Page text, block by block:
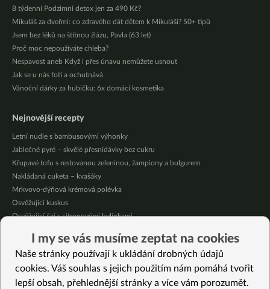
8 týdenní Podzimní detox jen za 490 Kč?
Mikuláš za dveřmi: co zdravého dát dětem k Mikuláši? 50+ tipů
Jsem bez léků na štítnou žlázu, Pavla (63 let)
Proč moc nepoužíváte chleba?
Nespavost aneb Když i přes únavu nemůžete usnout
Jak se u nás fotí a ochutnává
Vánoční dárky za hubičku: 6x domácí kosmetika
Nejnovější recepty
Letní nudle s bambusovými výhonky
Jablečné pyré – skvělé přesnídávky bez cukru
Křupavé tofu s restovanou zeleninou, žampiony a bulgurem
Nakládaná cuketa – kvašáky
Mrkvovo-dýňová krémová polévka
Osvěžující kuskus
Osvěžující čaj s citronovými bylinkami
Čokoládové muffiny s mangovým krémem
Meruňky a jablka v citrónovém želé
Vybrané recepty
I my se vás musíme zeptat na cookies
Naše stránky používají k ukládání drobných údajů
cookies. Váš souhlas s jejich použitím nám pomáhá tvořit
lepší obsah, přehlednější stránky a více vám porozumět.